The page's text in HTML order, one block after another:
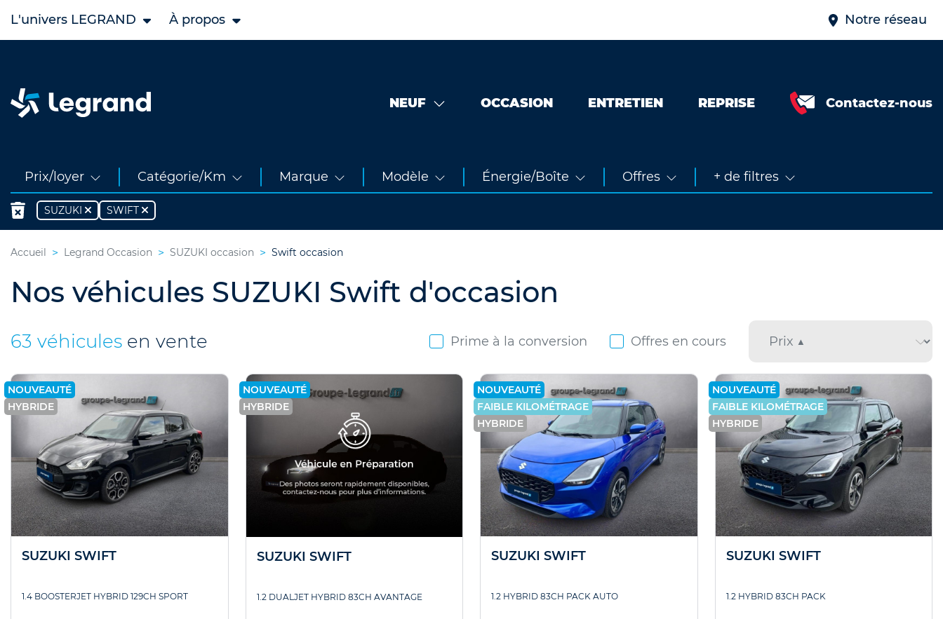
L'univers LEGRAND À propos Notre réseau
NEUF OCCASION ENTRETIEN REPRISE
Contactez-nous
Prix/loyer Catégorie/Km Marque Modèle Énergie/Boîte Offres + de filtres
SUZUKI SWIFT
Accueil Legrand Occasion SUZUKI occasion Swift occasion
Nos véhicules SUZUKI Swift d'occasion
63 véhicules en vente Prime à la conversion Offres en cours
NOUVEAUTÉ
HYBRIDE
SUZUKI SWIFT
1.4 BOOSTERJET HYBRID 129CH SPORT
NOUVEAUTÉ
HYBRIDE
SUZUKI SWIFT
1.2 DUALJET HYBRID 83CH AVANTAGE
NOUVEAUTÉ
FAIBLE KILOMÉTRAGE
HYBRIDE
SUZUKI SWIFT
1.2 HYBRID 83CH PACK AUTO
NOUVEAUTÉ
FAIBLE KILOMÉTRAGE
HYBRIDE
SUZUKI SWIFT
1.2 HYBRID 83CH PACK